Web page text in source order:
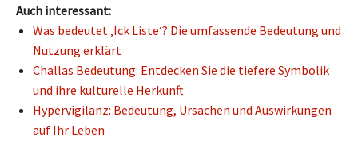
Auch interessant:
Was bedeutet ‚Ick Liste‘? Die umfassende Bedeutung und
Nutzung erklärt
Challas Bedeutung: Entdecken Sie die tiefere Symbolik
und ihre kulturelle Herkunft
Hypervigilanz: Bedeutung, Ursachen und Auswirkungen
auf Ihr Leben